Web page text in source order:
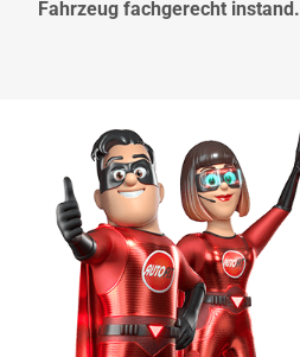
Fahrzeug fachgerecht instand.